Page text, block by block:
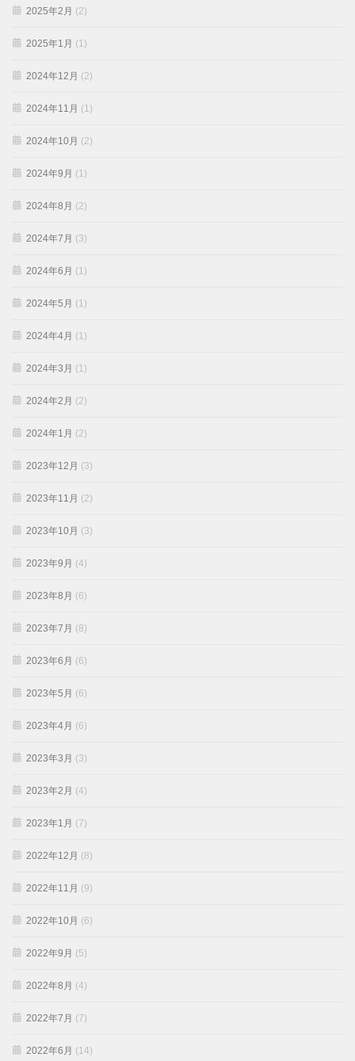
2025年2月 (2)
2025年1月 (1)
2024年12月 (2)
2024年11月 (1)
2024年10月 (2)
2024年9月 (1)
2024年8月 (2)
2024年7月 (3)
2024年6月 (1)
2024年5月 (1)
2024年4月 (1)
2024年3月 (1)
2024年2月 (2)
2024年1月 (2)
2023年12月 (3)
2023年11月 (2)
2023年10月 (3)
2023年9月 (4)
2023年8月 (6)
2023年7月 (8)
2023年6月 (6)
2023年5月 (6)
2023年4月 (6)
2023年3月 (3)
2023年2月 (4)
2023年1月 (7)
2022年12月 (8)
2022年11月 (9)
2022年10月 (6)
2022年9月 (5)
2022年8月 (4)
2022年7月 (7)
2022年6月 (14)